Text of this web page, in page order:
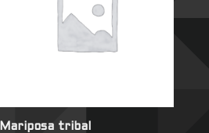
Mariposa tribal